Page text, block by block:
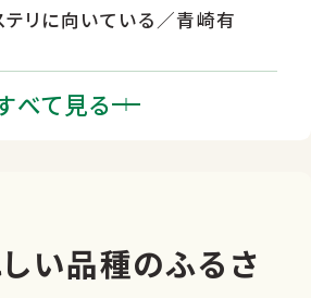
リに向いている／青崎有
嘘の季節』
べて見る
い品種のふるさ